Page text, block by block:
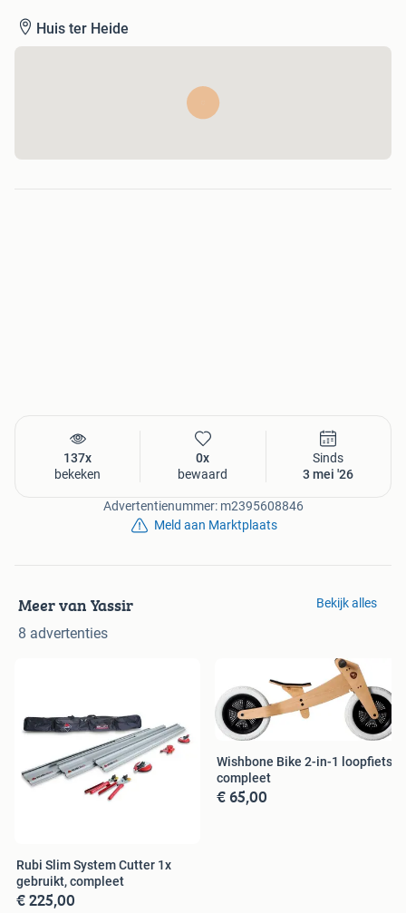
Huis ter Heide
137x
bekeken
0x
bewaard
Sinds
3 mei '26
Advertentienummer: m2395608846
Meld aan Marktplaats
Meer van Yassir
8 advertenties
Bekijk alles
Rubi Slim System Cutter 1x
gebruikt, compleet
€ 225,00
Wishbone Bike 2-in-1 loopfiets
compleet
€ 65,00